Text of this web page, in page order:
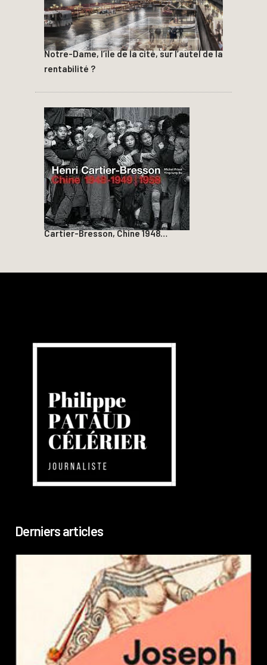
Notre-Dame, l’île de la cité, sur l’autel de la
rentabilité ?
Cartier-Bresson, Chine 1948…
Derniers articles